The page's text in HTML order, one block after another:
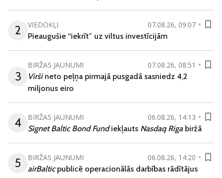
2 VIEDOKĻI
07.08.26, 09:07
Pieaugušie “iekrīt” uz viltus investīcijām
3
BIRŽAS JAUNUMI
07.08.26, 08:51
Viršineto peļņa pirmajā pusgadā sasniedz 4,2
miljonus eiro
4 BIRŽAS JAUNUMI
06.08.26, 14:13
Signet Baltic Bond Fundiekļauts Nasdaq Riga biržā
5 BIRŽAS JAUNUMI
06.08.26, 14:20
airBalticpublicē operacionālās darbības rādītājus